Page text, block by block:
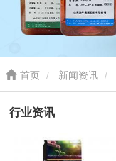
首页 新闻资讯
行业资讯